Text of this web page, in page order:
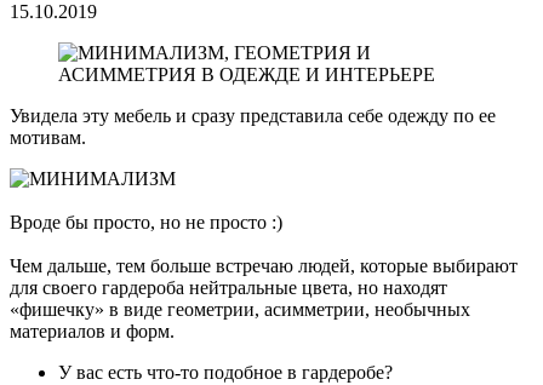
15.10.2019
Увидела эту мебель и сразу представила себе одежду по ее
мотивам.
Вроде бы просто, но не просто :)
Чем дальше, тем больше встречаю людей, которые выбирают
для своего гардероба нейтральные цвета, но находят
«фишечку» в виде геометрии, асимметрии, необычных
материалов и форм.
У вас есть что-то подобное в гардеробе?